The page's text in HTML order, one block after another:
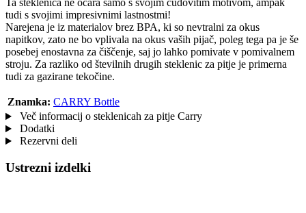
Ta steklenica ne očara samo s svojim čudovitim motivom, ampak
tudi s svojimi impresivnimi lastnostmi!
Narejena je iz materialov brez BPA, ki so nevtralni za okus
napitkov, zato ne bo vplivala na okus vaših pijač, poleg tega pa je še
posebej enostavna za čiščenje, saj jo lahko pomivate v pomivalnem
stroju. Za razliko od številnih drugih steklenic za pitje je primerna
tudi za gazirane tekočine.
Znamka: CARRY Bottle
Več informacij o steklenicah za pitje Carry
Dodatki
Rezervni deli
Ustrezni izdelki